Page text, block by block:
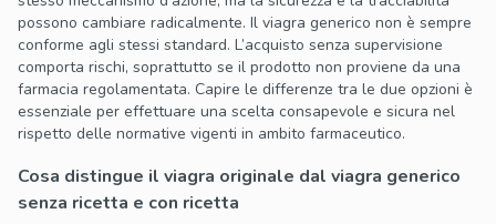
possono cambiare radicalmente. Il viagra generico non è sempre
conforme agli stessi standard. L’acquisto senza supervisione
comporta rischi, soprattutto se il prodotto non proviene da una
farmacia regolamentata. Capire le differenze tra le due opzioni è
essenziale per effettuare una scelta consapevole e sicura nel
rispetto delle normative vigenti in ambito farmaceutico.
Cosa distingue il viagra originale dal viagra generico
senza ricetta e con ricetta